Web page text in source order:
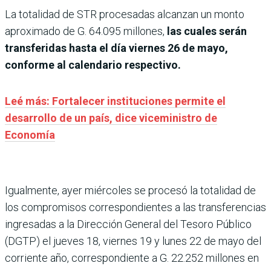
La totalidad de STR procesadas alcanzan un monto
aproximado de G. 64.095 millones, las cuales serán
transferidas hasta el día viernes 26 de mayo,
conforme al calendario respectivo.
Leé más: Fortalecer instituciones permite el
desarrollo de un país, dice viceministro de
Economía
Igualmente, ayer miércoles se procesó la totalidad de
los compromisos correspondientes a las transferencias
ingresadas a la Dirección General del Tesoro Público
(DGTP) el jueves 18, viernes 19 y lunes 22 de mayo del
corriente año, correspondiente a G. 22.252 millones en